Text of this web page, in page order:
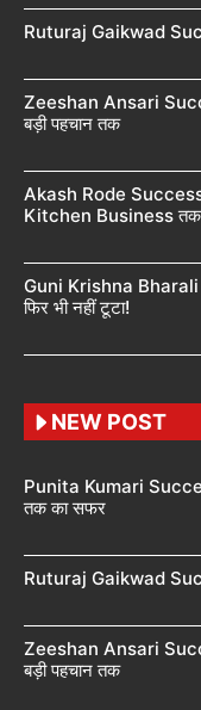
Ruturaj Gaikwad
Zeeshan Ansari
बड़ी पहचान तक
Akash Rode
Kitchen Business
Guni Krishna Bharali
फिर भी नहीं टूटा!
NEW POST
Punita Kumari
तक का सफर
Ruturaj Gaikwad
Zeeshan Ansari
बड़ी पहचान तक